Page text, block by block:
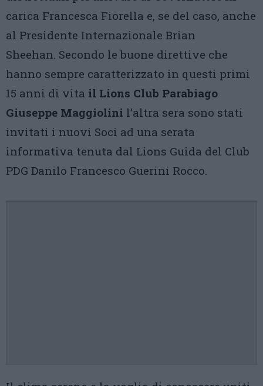
carica Francesca Fiorella e, se del caso, anche
al Presidente Internazionale Brian
Sheehan. Secondo le buone direttive che
hanno sempre caratterizzato in questi primi
15 anni di vita il Lions Club Parabiago
Giuseppe Maggiolini l’altra sera sono stati
invitati i nuovi Soci ad una serata
informativa tenuta dal Lions Guida del Club
PDG Danilo Francesco Guerini Rocco.